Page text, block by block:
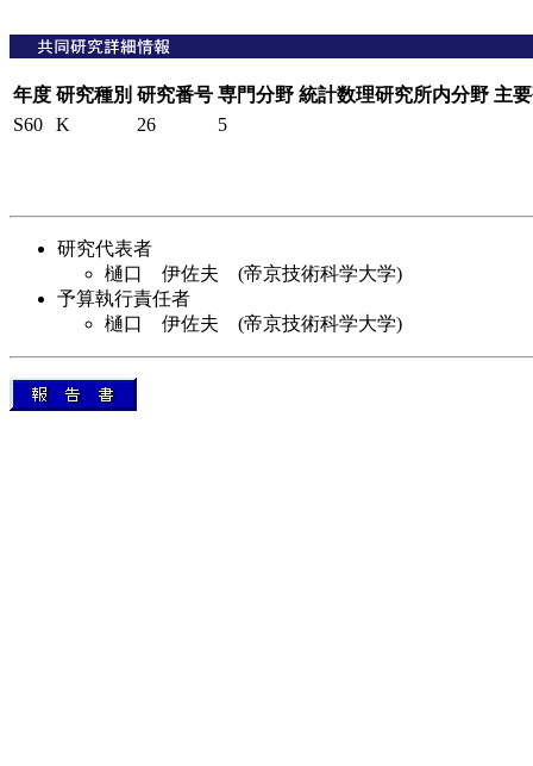
年度 研究種別 研究番号 専門分野 統計数理研究所内分野 主
S60
K 26 5
研究代表者
樋口 伊佐夫 (帝京技術科学大学)
予算執行責任者
樋口 伊佐夫 (帝京技術科学大学)